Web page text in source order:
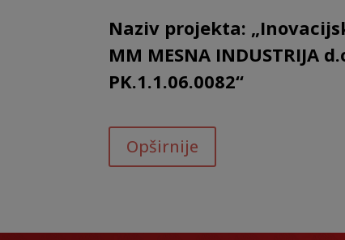
Naziv projekta:
MM MESNA INDUSTRIJA
PK.1.1.06.0082“
Opširnije